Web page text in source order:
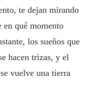
te dejan mirando
en qué momento
los sueños que
hacen trizas, y el
vuelve una tierra